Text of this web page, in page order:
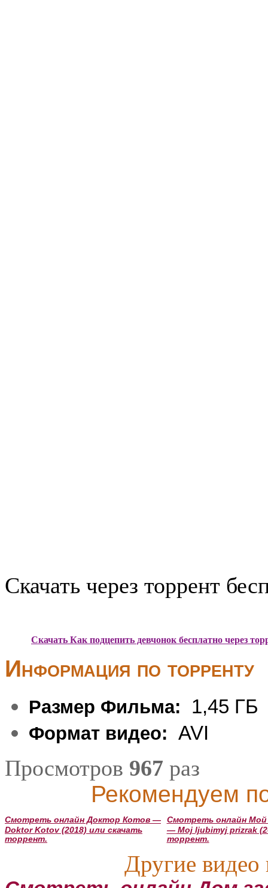
Скачать через торрент
Скачать Как подцепить девчонок бесплатно через
Информация по торренту
Размер Фильма: 1,45 ГБ
Формат видео: AVI
Просмотров 967 раз
Рекомендуем
Смотреть онлайн Доктор Котов —
Doktor Kotov (2018) или скачать
торрент.
Смотреть онлайн
— Moj ljubimyj prizrak
торрент.
Другие видео